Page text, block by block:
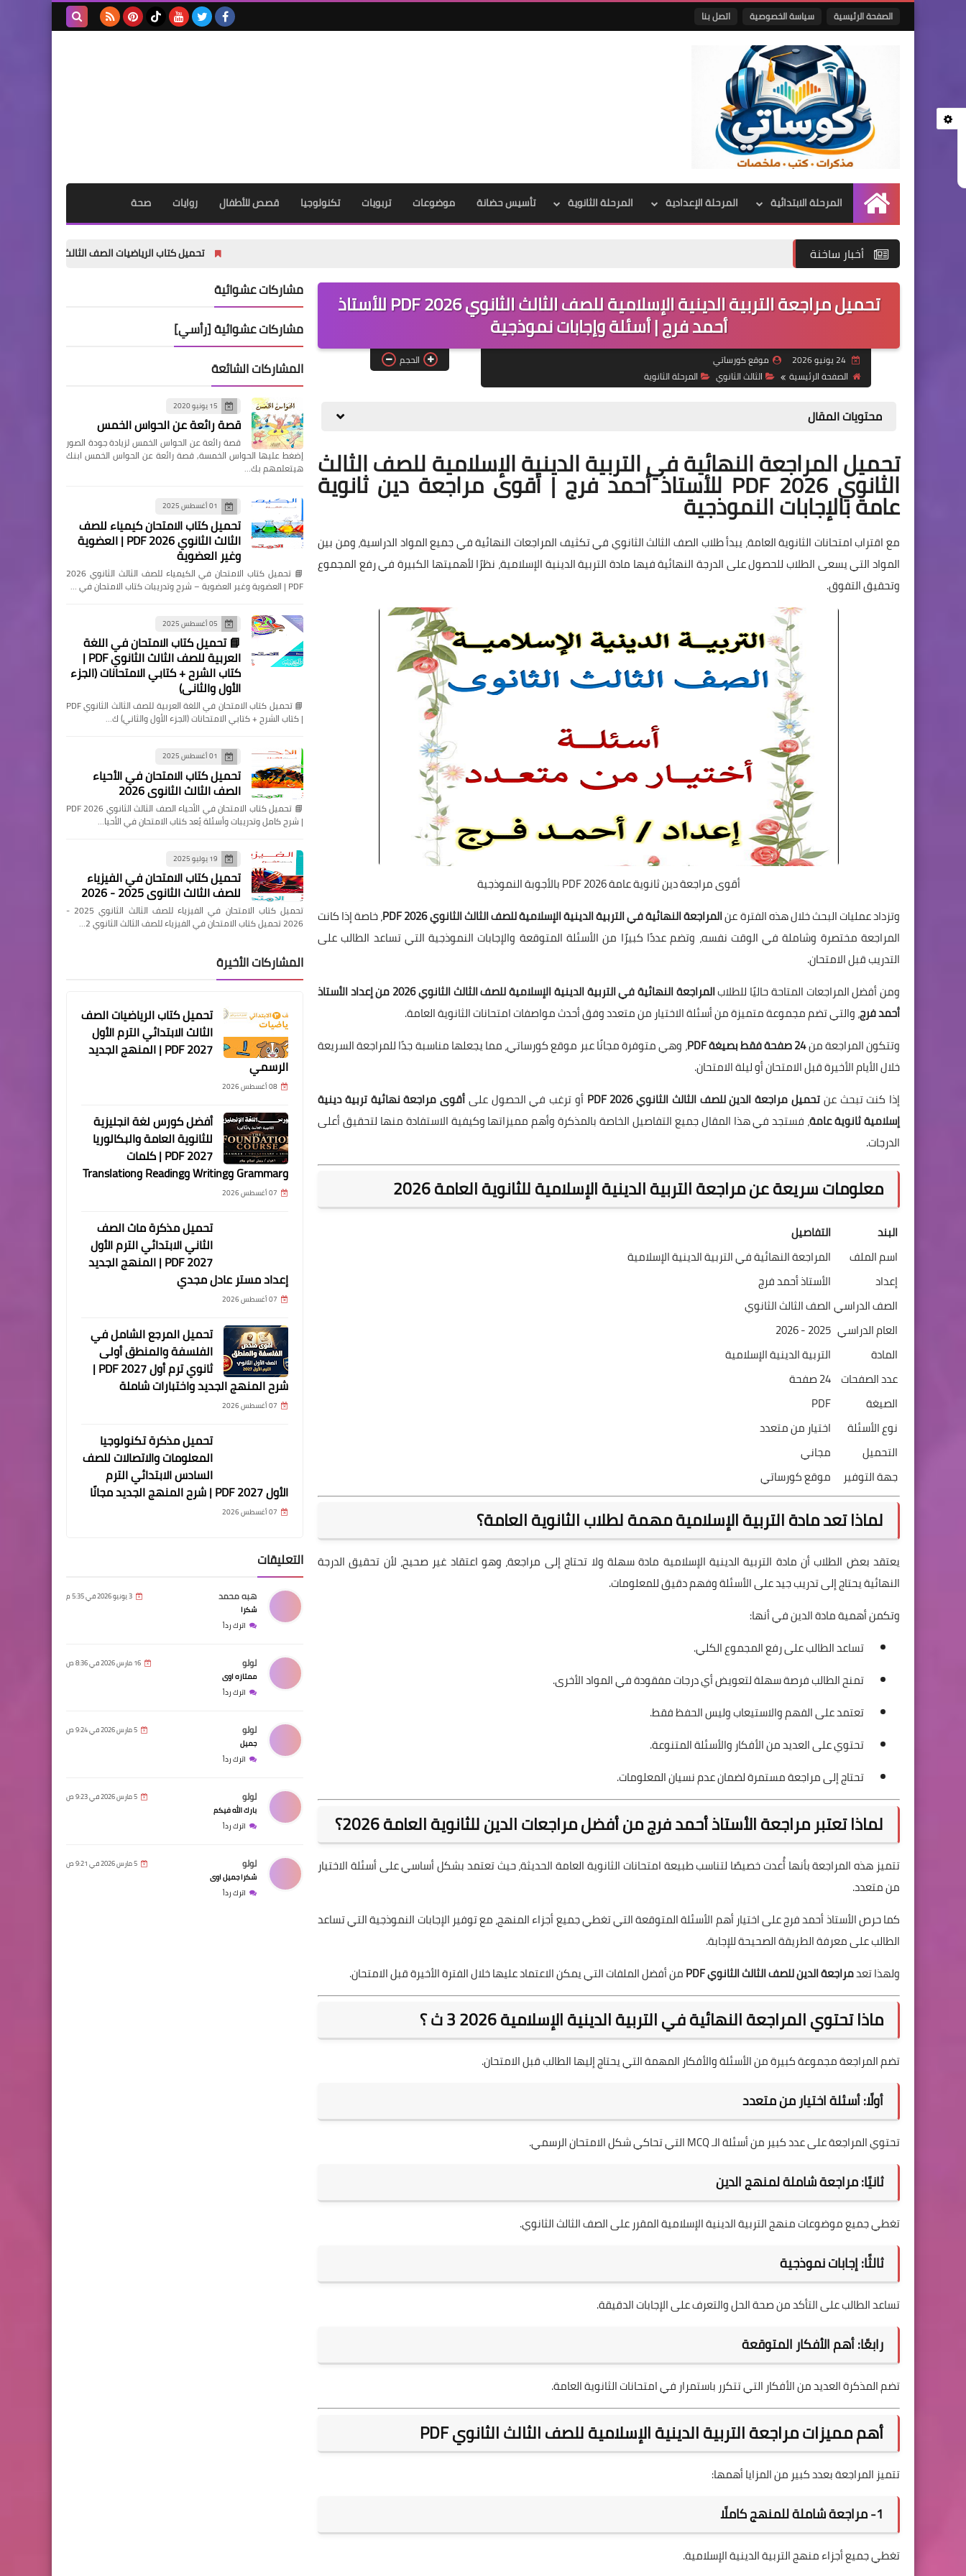
الصفحة الرئيسية سياسة الخصوصية اتصل بنا
الرئيسية
المرحلة الابتدائية المرحلة الإعدادية المرحلة الثانوية تأسيس حضانة موضوعات تربويات تكنولوجيا قصص للأطفال روايات صحة
أخبار ساخنة تحميل كتاب الرياضيات الصف الثالث الابتدائي الترم الأول 2027 PDF | المنهج الجديد الرسمي
تحميل مراجعة التربية الدينية الإسلامية للصف الثالث الثانوي 2026 PDF للأستاذ
أحمد فرج | أسئلة وإجابات نموذجية
24 يونيو 2026
موقع كورساتي
الصفحة الرئيسية
الثالث الثانوي المرحلة الثانوية
الحجم
محتويات المقال
تحميل المراجعة النهائية في التربية الدينية الإسلامية للصف الثالث
الثانوي 2026 PDF للأستاذ أحمد فرج | أقوى مراجعة دين ثانوية
عامة بالإجابات النموذجية
مع اقتراب امتحانات الثانوية العامة، يبدأ طلاب الصف الثالث الثانوي في تكثيف المراجعات النهائية في جميع المواد الدراسية، ومن بين
المواد التي يسعى الطلاب للحصول على الدرجة النهائية فيها مادة التربية الدينية الإسلامية، نظرًا لأهميتها الكبيرة في رفع المجموع
وتحقيق التفوق.
أقوى مراجعة دين ثانوية عامة 2026 PDF بالأجوبة النموذجية
وتزداد عمليات البحث خلال هذه الفترة عنالمراجعة النهائية في التربية الدينية الإسلامية للصف الثالث الثانوي 2026 PDF
، خاصة إذا كانت
المراجعة مختصرة وشاملة في الوقت نفسه، وتضم عددًا كبيرًا من الأسئلة المتوقعة والإجابات النموذجية التي تساعد الطالب على
التدريب قبل الامتحان.
ومن أفضل المراجعات المتاحة حاليًا للطلاب
المراجعة النهائية في التربية الدينية الإسلامية للصف الثالث الثانوي 2026 من إعداد الأستاذ
أحمد فرج، والتي تضم مجموعة متميزة من أسئلة الاختيار من متعدد وفق أحدث مواصفات امتحانات الثانوية العامة.
وتتكون المراجعة من24 صفحة فقط بصيغة PDF
، وهي متوفرة مجانًا عبر موقع كورساتي، مما يجعلها مناسبة جدًا للمراجعة السريعة
خلال الأيام الأخيرة قبل الامتحان أو ليلة الامتحان.
إذا كنت تبحث عنتحميل مراجعة الدين للصف الثالث الثانوي 2026 PDF أو ترغب في الحصول علىأقوى مراجعة نهائية تربية دينية
إسلامية ثانوية عامة، فستجد في هذا المقال جميع التفاصيل الخاصة بالمذكرة وأهم مميزاتها وكيفية الاستفادة منها لتحقيق أعلى
الدرجات.
معلومات سريعة عن مراجعة التربية الدينية الإسلامية للثانوية العامة 2026
البند
التفاصيل
اسم الملف
المراجعة النهائية في التربية الدينية الإسلامية
إعداد
الأستاذ أحمد فرج
الصف الدراسيالصف الثالث الثانوي
العام الدراسي 2025 - 2026
المادة
التربية الدينية الإسلامية
عدد الصفحات 24 صفحة
الصيغة
PDF
نوع الأسئلة
اختيار من متعدد
التحميل
مجاني
جهة التوفير
موقع كورساتي
لماذا تعد مادة التربية الإسلامية مهمة لطلاب الثانوية العامة؟
يعتقد بعض الطلاب أن مادة التربية الدينية الإسلامية مادة سهلة ولا تحتاج إلى مراجعة، وهو اعتقاد غير صحيح، لأن تحقيق الدرجة
النهائية يحتاج إلى تدريب جيد على الأسئلة وفهم دقيق للمعلومات.
وتكمن أهمية مادة الدين في أنها:
تساعد الطالب على رفع المجموع الكلي.
تمنح الطالب فرصة سهلة لتعويض أي درجات مفقودة في المواد الأخرى.
تعتمد على الفهم والاستيعاب وليس الحفظ فقط.
تحتوي على العديد من الأفكار والأسئلة المتنوعة.
تحتاج إلى مراجعة مستمرة لضمان عدم نسيان المعلومات.
لماذا تعتبر مراجعة الأستاذ أحمد فرج من أفضل مراجعات الدين للثانوية العامة 2026؟
تتميز هذه المراجعة بأنها أُعدت خصيصًا لتناسب طبيعة امتحانات الثانوية العامة الحديثة، حيث تعتمد بشكل أساسي على أسئلة الاختيار
من متعدد.
كما حرص الأستاذ أحمد فرج على اختيار أهم الأسئلة المتوقعة التي تغطي جميع أجزاء المنهج، مع توفير الإجابات النموذجية التي تساعد
الطالب على معرفة الطريقة الصحيحة للإجابة.
ولهذا تعدمراجعة الدين للصف الثالث الثانوي PDF من أفضل الملفات التي يمكن الاعتماد عليها خلال الفترة الأخيرة قبل الامتحان.
ماذا تحتوي المراجعة النهائية في التربية الدينية الإسلامية 2026 3 ث ؟
تضم المراجعة مجموعة كبيرة من الأسئلة والأفكار المهمة التي يحتاج إليها الطالب قبل الامتحان.
أولًا: أسئلة اختيار من متعدد
تحتوي المراجعة على عدد كبير من أسئلة الـ MCQ التي تحاكي شكل الامتحان الرسمي.
ثانيًا: مراجعة شاملة لمنهج الدين
تغطي جميع موضوعات منهج التربية الدينية الإسلامية المقرر على الصف الثالث الثانوي.
ثالثًا: إجابات نموذجية
تساعد الطالب على التأكد من صحة الحل والتعرف على الإجابات الدقيقة.
رابعًا: أهم الأفكار المتوقعة
تضم المذكرة العديد من الأفكار التي تتكرر باستمرار في امتحانات الثانوية العامة.
أهم مميزات مراجعة التربية الدينية الإسلامية للصف الثالث الثانوي PDF
تتميز المراجعة بعدد كبير من المزايا أهمها:
1- مراجعة شاملة للمنهج كاملًا
تغطي جميع أجزاء منهج التربية الدينية الإسلامية.
مشاركات عشوائية
مشاركات عشوائية [رأسي]
المشاركات الشائعة
15 يونيو 2020
قصة رائعة عن الحواس الخمس
قصة رائعة عن الحواس الخمس لزيادة جودة الصور
إضغط عليها الحواس الخمسة, قصة رائعة عن الحواس الخمس ابنك
هيتعلمهم بك…
01 أغسطس 2025
تحميل كتاب الامتحان كيمياء للصف
الثالث الثانوي 2026 PDF | العضوية
وغير العضوية
📘 تحميل كتاب الامتحان في الكيمياء للصف الثالث الثانوي 2026
PDF | العضوية وغير العضوية – شرح وتدريبات كتاب الامتحان في …
05 أغسطس 2025
📘 تحميل كتاب الامتحان في اللغة
العربية للصف الثالث الثانوي PDF |
كتاب الشرح + كتابي الامتحانات (الجزء
الأول والثاني)
📘 تحميل كتاب الامتحان في اللغة العربية للصف الثالث الثانوي PDF
| كتاب الشرح + كتابي الامتحانات (الجزء الأول والثاني) ك…
01 أغسطس 2025
تحميل كتاب الامتحان في الأحياء
الصف الثالث الثانوي 2026
📘 تحميل كتاب الامتحان في الأحياء الصف الثالث الثانوي 2026 PDF
| شرح كامل وتدريبات وأسئلة يُعد كتاب الامتحان في الأحيا…
19 يوليو 2025
تحميل كتاب الامتحان في الفيزياء
للصف الثالث الثانوي 2025 - 2026
تحميل كتاب الامتحان في الفيزياء للصف الثالث الثانوي 2025 -
2026 تحميل كتاب الامتحان في الفيزياء للصف الثالث الثانوي 2…
المشاركات الأخيرة
تحميل كتاب الرياضيات الصف
الثالث الابتدائي الترم الأول
2027 PDF | المنهج الجديد
الرسمي
08 أغسطس 2026
أفضل كورس لغة انجليزية
للثانوية العامة والبكالوريا
2027 PDF | كلمات
وGrammar وWriting وReading وTranslation
07 أغسطس 2026
تحميل مذكرة ماث الصف
الثاني الابتدائي الترم الأول
2027 PDF | المنهج الجديد
إعداد مستر عادل مجدي
07 أغسطس 2026
تحميل المرجع الشامل في
الفلسفة والمنطق أولى
ثانوي ترم أول 2027 PDF |
شرح المنهج الجديد واختبارات شاملة
07 أغسطس 2026
تحميل مذكرة تكنولوجيا
المعلومات والاتصالات للصف
السادس الابتدائي الترم
الأول 2027 PDF | شرح المنهج الجديد مجانًا
07 أغسطس 2026
التعليقات
هبه محمد 3 يونيو 2026 في 5:35 م
شكرا
اترك رداً
لولو 16 مارس 2026 في 8:36 ص
ممتازه اوى
اترك رداً
لولو 5 مارس 2026 في 9:24 ص
جميل
اترك رداً
لولو 5 مارس 2026 في 9:23 ص
بارك الله فيكم
اترك رداً
لولو 5 مارس 2026 في 9:21 ص
شكرا جميل اوى
اترك رداً